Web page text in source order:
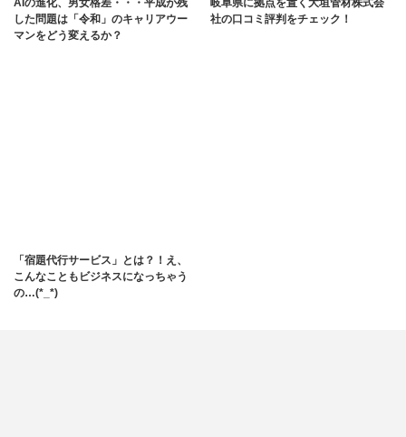
した問題は「令和」のキャリアウー
マンをどう変えるか？
社の口コミ評判をチェック！
「宿題代行サービス」とは？！え、
こんなこともビジネスになっちゃう
の…(*_*)